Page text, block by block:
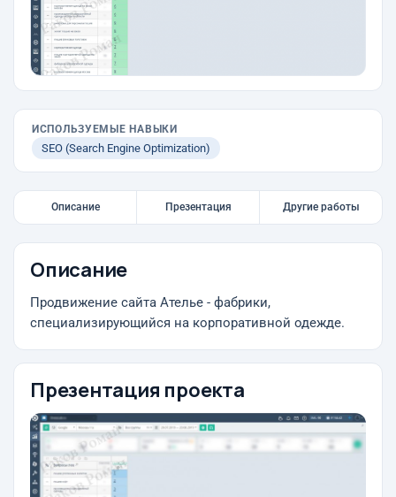
ИСПОЛЬЗУЕМЫЕ НАВЫКИ
SEO (Search Engine Optimization)
Описание Презентация Другие работы
Описание
Продвижение сайта Ателье - фабрики,
специализирующийся на корпоративной одежде.
Презентация проекта